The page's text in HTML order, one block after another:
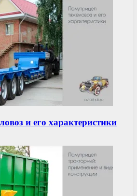
и его характеристики